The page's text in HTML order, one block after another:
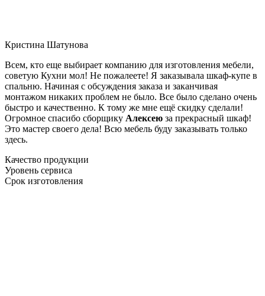
Кристина Шатунова
Всем, кто еще выбирает компанию для изготовления мебели,
советую Кухни мол! Не пожалеете! Я заказывала шкаф-купе в
спальню. Начиная с обсуждения заказа и заканчивая
монтажом никаких проблем не было. Все было сделано очень
быстро и качественно. К тому же мне ещё скидку сделали!
Огромное спасибо сборщику Алексею за прекрасный шкаф!
Это мастер своего дела! Всю мебель буду заказывать только
здесь.
Качество продукции
Уровень сервиса
Срок изготовления